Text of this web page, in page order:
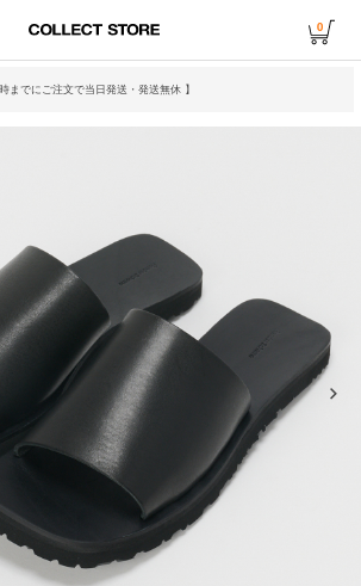
0
までにご注文で当日発送・発送無休 】
商品はこちら 】
までにご注文で当日発送・発送無休 】